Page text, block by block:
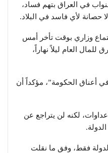
في العراق بتهم فساد،
حصانة لأي فاسد في البلاد.
وزاري بوقت تأخر أمس
العام ليلاً نهاراً،
أعناق الحكومة”، مؤكداً أن
لكنه لن يتراجع عن
فقط، وفق ما نقلت